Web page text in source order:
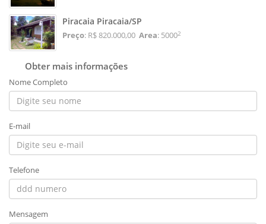
Piracaia Piracaia/SP
Preço: R$ 820.000,00 Area: 50002
Obter mais informações
Nome Completo
E-mail
Telefone
Mensagem